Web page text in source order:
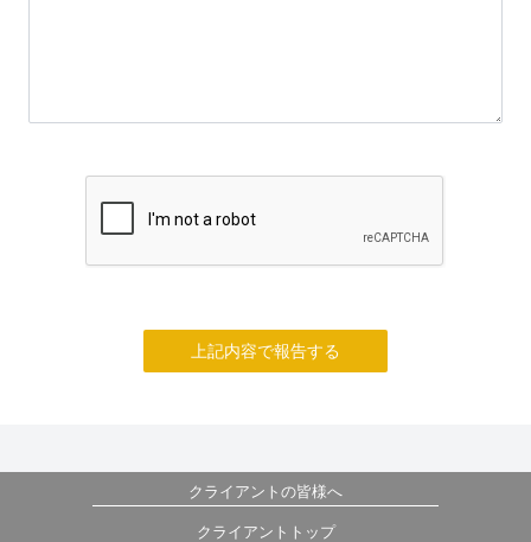
上記内容で報告する
クライアントの皆様へ
クライアントトップ